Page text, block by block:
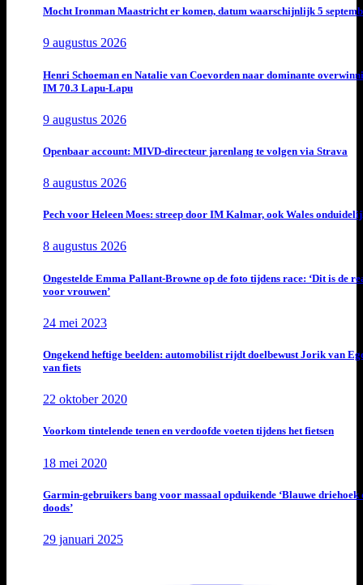
Mocht Ironman Maastricht er komen, datum waarschijnlijk 5
9 augustus 2026
Henri Schoeman en Natalie van Coevorden naar dominante
IM 70.3 Lapu-Lapu
9 augustus 2026
Openbaar account: MIVD-directeur jarenlang te volgen via Strava
8 augustus 2026
Pech voor Heleen Moes: streep door IM Kalmar, ook Wales
8 augustus 2026
Ongestelde Emma Pallant-Browne op de foto tijdens race: ‘Dit is de
voor vrouwen’
24 mei 2023
Ongekend heftige beelden: automobilist rijdt doelbewust Jorik van
van fiets
22 oktober 2020
Voorkom tintelende tenen en verdoofde voeten tijdens het fietsen
18 mei 2020
Garmin-gebruikers bang voor massaal opduikende ‘Blauwe driehoek
doods’
29 januari 2025